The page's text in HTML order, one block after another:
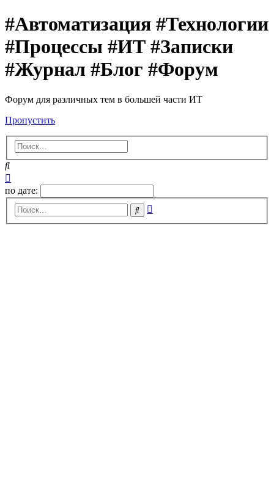
#Автоматизация #Технологии
#Процессы #ИТ #Записки
#Журнал #Блог #Форум
Форум для различных тем в большей части ИТ
Пропустить
Поиск
поиск
по дате:
Поиск